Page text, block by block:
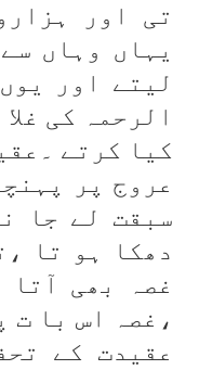
تی اور
یہاں وہاں
لیتے اور
الرحمہ کی
کیا کرتے
عروج پر
سبقت لے جا
دھکا ہو تا
غصہ بھی
،غصہ اس با ت
عقیدت کے